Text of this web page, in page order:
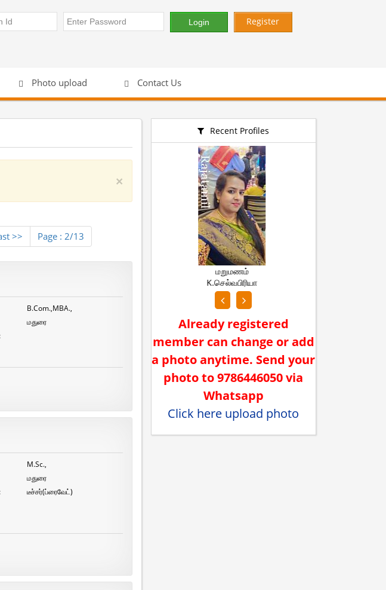
Register
Photo upload Contact Us
×
>> Page : 2/13
B.Com.,MBA.,
மதுரை
M.Sc.,
மதுரை
டீச்சர்(ப்ரைவேட்)
Recent Profiles
மறுமணம்
D.சுமதி
Already registered
member can change or add
a photo anytime. Send your
photo to 9786446050 via
Whatsapp
Click here upload photo